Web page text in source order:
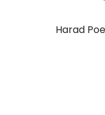
Harad